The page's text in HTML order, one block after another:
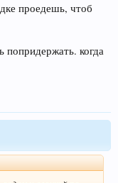
проедешь, чтоб
когда